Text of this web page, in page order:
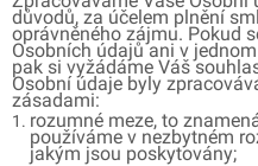
důvodů, za účelem plnění
oprávněného zájmu. Pokud
Osobních údajů ani v
pak si vyžádáme Váš
Osobní údaje byly
zásadami:
rozumné meze, to
používáme v nezbytném
jakým jsou poskytovány;